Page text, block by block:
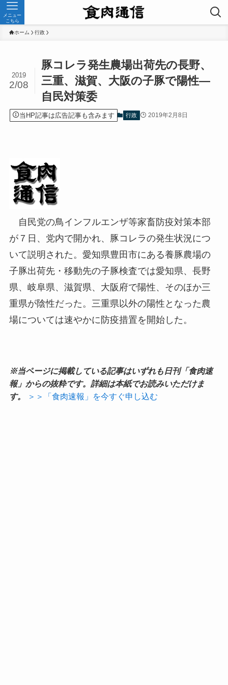
メニュー
こちら
ホーム 行政
豚コレラ発生農場出荷先の長野、
三重、滋賀、大阪の子豚で陽性—
自民対策委
2019
2/08
当HP記事は広告記事も含みます 行政 2019年2月8日
自民党の鳥インフルエンザ等家畜防疫対策本部
が７日、党内で開かれ、豚コレラの発生状況につ
いて説明された。愛知県豊田市にある養豚農場の
子豚出荷先・移動先の子豚検査では愛知県、長野
県、岐阜県、滋賀県、大阪府で陽性、そのほか三
重県が陰性だった。三重県以外の陽性となった農
場については速やかに防疫措置を開始した。
※当ページに掲載している記事はいずれも日刊「食肉速
報」からの抜粋です。詳細は本紙でお読みいただけま
す。
＞＞「食肉速報」を今すぐ申し込む